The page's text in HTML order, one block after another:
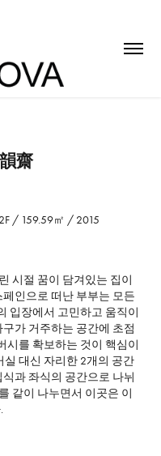
齋
/ 159.59㎡ / 2015
시절 꿈이 담겨있는 집이
인으로 떠난 부부는 모든
입장에서 고민하고 움직이
가 거주하는 공간에 초점
시를 확보하는 것이 핵심이
대신 자리한 2개의 공간
과 좌식의 공간으로 나뉘
같이 나누면서 이곳은 이